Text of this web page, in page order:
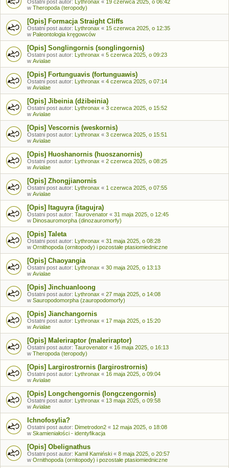
Ostatni post autor: Lythronax « 19 czerwca 2025, o 06:42
w Theropoda (teropody)
[Opis] Formacja Straight Cliffs
Ostatni post autor: Lythronax « 15 czerwca 2025, o 12:35
w Paleontologia kręgowców
[Opis] Songlingornis (songlingornis)
Ostatni post autor: Lythronax « 5 czerwca 2025, o 09:23
w Avialae
[Opis] Fortunguavis (fortunguawis)
Ostatni post autor: Lythronax « 4 czerwca 2025, o 07:14
w Avialae
[Opis] Jibeinia (dżibeinia)
Ostatni post autor: Lythronax « 3 czerwca 2025, o 15:52
w Avialae
[Opis] Vescornis (weskornis)
Ostatni post autor: Lythronax « 3 czerwca 2025, o 15:51
w Avialae
[Opis] Huoshanornis (huoszanornis)
Ostatni post autor: Lythronax « 2 czerwca 2025, o 08:25
w Avialae
[Opis] Zhongjianornis
Ostatni post autor: Lythronax « 1 czerwca 2025, o 07:55
w Avialae
[Opis] Itaguyra (itagujra)
Ostatni post autor: Taurovenator « 31 maja 2025, o 12:45
w Dinosauromorpha (dinozauromorfy)
[Opis] Taleta
Ostatni post autor: Lythronax « 31 maja 2025, o 08:28
w Ornithopoda (ornitopody) i pozostałe ptasiomiedniczne
[Opis] Chaoyangia
Ostatni post autor: Lythronax « 30 maja 2025, o 13:13
w Avialae
[Opis] Jinchuanloong
Ostatni post autor: Lythronax « 27 maja 2025, o 14:08
w Sauropodomorpha (zauropodomorfy)
[Opis] Jianchangornis
Ostatni post autor: Lythronax « 17 maja 2025, o 15:20
w Avialae
[Opis] Maleriraptor (maleriraptor)
Ostatni post autor: Taurovenator « 16 maja 2025, o 16:13
w Theropoda (teropody)
[Opis] Largirostrornis (largirostrornis)
Ostatni post autor: Lythronax « 16 maja 2025, o 09:04
w Avialae
[Opis] Longchengornis (longczengornis)
Ostatni post autor: Lythronax « 13 maja 2025, o 09:58
w Avialae
Ichnofosylia?
Ostatni post autor: Dimetrodon2 « 12 maja 2025, o 18:08
w Skamieniałości - identyfikacja
[Opis] Obelignathus
Ostatni post autor: Kamil Kamiński « 8 maja 2025, o 20:57
w Ornithopoda (ornitopody) i pozostałe ptasiomiedniczne